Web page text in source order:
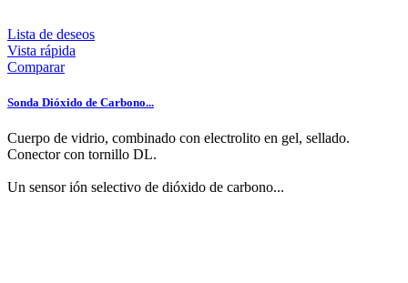
Lista de deseos
Vista rápida
Comparar
Sonda Dióxido de Carbono...
Cuerpo de vidrio, combinado con electrolito en gel, sellado.
Conector con tornillo DL.
Un sensor ión selectivo de dióxido de carbono...